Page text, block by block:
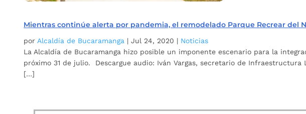
Mientras continúe alerta por pandemia, el remodelado Parque Recrear del
por Alcaldía de Bucaramanga |Jul 24, 2020 | Noticias
La Alcaldía de Bucaramanga hizo posible un imponente escenario para la
próximo 31 de julio. Descargue audio: Iván Vargas, secretario de
[…]